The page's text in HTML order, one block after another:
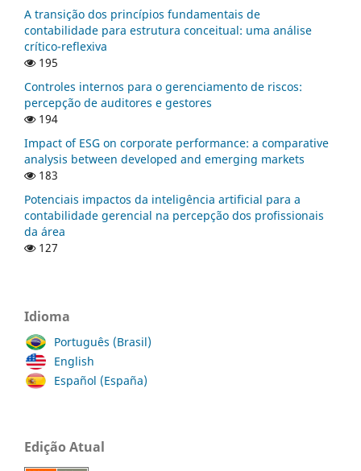
A transição dos princípios fundamentais de
contabilidade para estrutura conceitual: uma análise
crítico-reflexiva
195
Controles internos para o gerenciamento de riscos:
percepção de auditores e gestores
194
Impact of ESG on corporate performance: a comparative
analysis between developed and emerging markets
183
Potenciais impactos da inteligência artificial para a
contabilidade gerencial na percepção dos profissionais
da área
127
Idioma
Português (Brasil)
English
Español (España)
Edição Atual